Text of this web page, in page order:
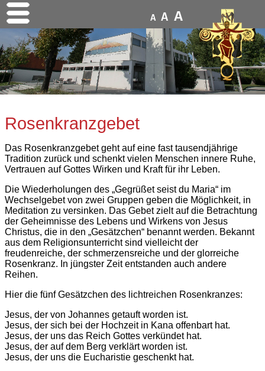
A A A
Rosenkranzgebet
Das Rosenkranzgebet geht auf eine fast tausendjährige
Tradition zurück und schenkt vielen Menschen innere Ruhe,
Vertrauen auf Gottes Wirken und Kraft für ihr Leben.
Die Wiederholungen des „Gegrüßet seist du Maria“ im
Wechselgebet von zwei Gruppen geben die Möglichkeit, in
Meditation zu versinken. Das Gebet zielt auf die Betrachtung
der Geheimnisse des Lebens und Wirkens von Jesus
Christus, die in den „Gesätzchen“ benannt werden. Bekannt
aus dem Religionsunterricht sind vielleicht der
freudenreiche, der schmerzensreiche und der glorreiche
Rosenkranz. In jüngster Zeit entstanden auch andere
Reihen.
Hier die fünf Gesätzchen des lichtreichen Rosenkranzes:
Jesus, der von Johannes getauft worden ist.
Jesus, der sich bei der Hochzeit in Kana offenbart hat.
Jesus, der uns das Reich Gottes verkündet hat.
Jesus, der auf dem Berg verklärt worden ist.
Jesus, der uns die Eucharistie geschenkt hat.